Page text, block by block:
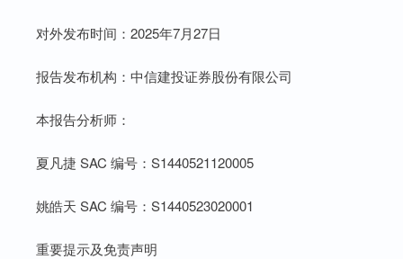
对外发布时间：2025年7月27日
报告发布机构：中信建投证券股份有限公司
本报告分析师：
夏凡捷 SAC 编号：S1440521120005
姚皓天 SAC 编号：S1440523020001
重要提示及免责声明